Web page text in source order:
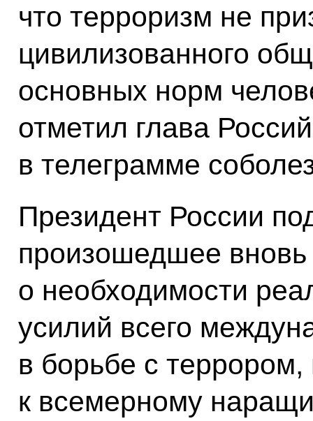
что терроризм не
цивилизованного
основных норм
отметил глава
в телеграмме
Президент России
произошедшее
о необходимости
усилий всего
в борьбе с террором,
к всемерному